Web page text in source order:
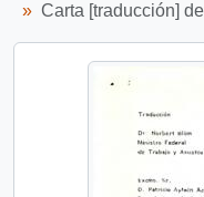
Carta [traducción]